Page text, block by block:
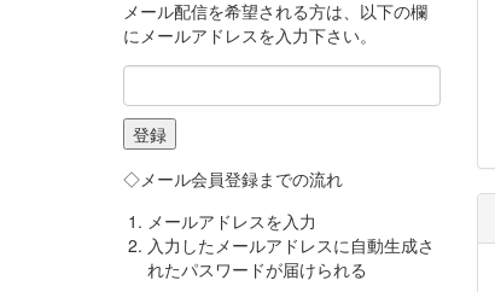
メール配信を希望される方は、以下の欄
にメールアドレスを入力下さい。
◇メール会員登録までの流れ
メールアドレスを入力
入力したメールアドレスに自動生成さ
れたパスワードが届けられる